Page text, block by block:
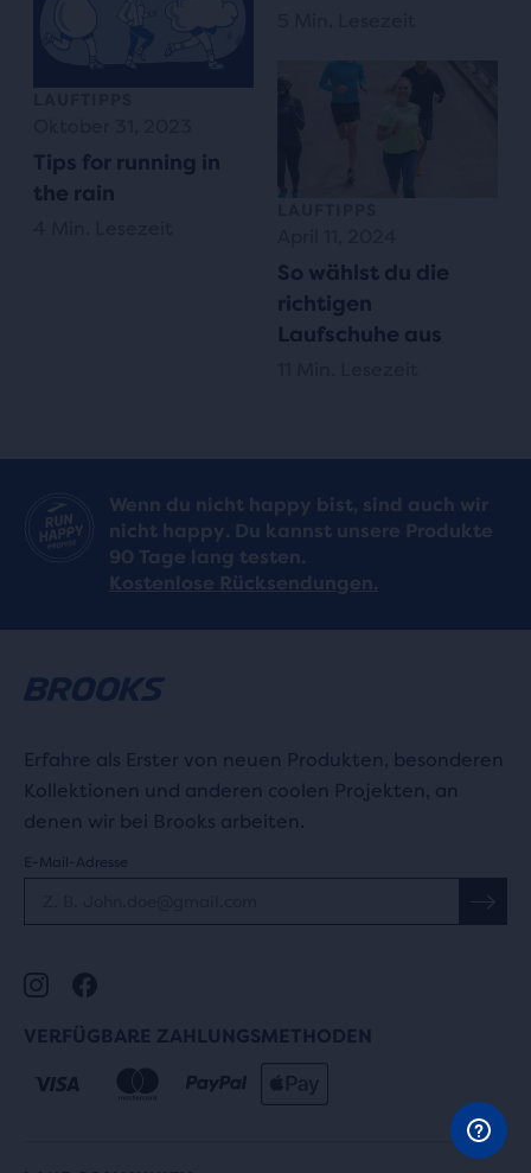
Tips for running in
the rain
So wählst du die
richtigen
Laufschuhe aus
Wenn du nicht happy bist, sind auch wir
nicht happy. Du kannst unsere Produkte
90 Tage lang testen.
Kostenlose Rücksendungen.
Erfahre als Erster von neuen Produkten, besonderen
Kollektionen und anderen coolen Projekten, an
denen wir bei Brooks arbeiten.
E-Mail-Adresse
VERFÜGBARE ZAHLUNGSMETHODEN